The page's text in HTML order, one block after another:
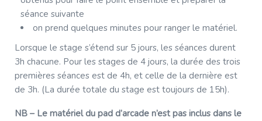
séance suivante
on prend quelques minutes pour ranger le matériel.
Lorsque le stage s’étend sur 5 jours, les séances durent
3h chacune. Pour les stages de 4 jours, la durée des trois
premières séances est de 4h, et celle de la dernière est
de 3h. (La durée totale du stage est toujours de 15h).
NB – Le matériel du pad d’arcade n’est pas inclus dans le